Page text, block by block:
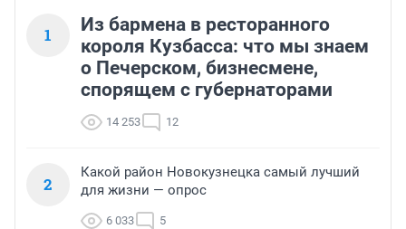
1
Из бармена в ресторанного
короля Кузбасса: что мы знаем
о Печерском, бизнесмене,
спорящем с губернаторами
14 253 12
2
Какой район Новокузнецка самый лучший
для жизни — опрос
6 033 5